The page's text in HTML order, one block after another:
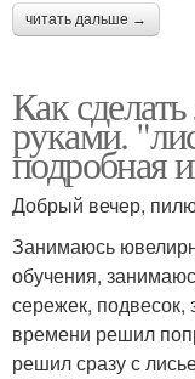
читать дальше →
Как
руками.
подробная
Добрый вечер,
Занимаюсь
обучения,
сережек, подвесок,
времени решил
решил сразу с